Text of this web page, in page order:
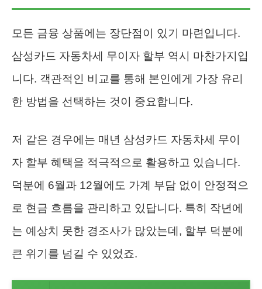
모든 금융 상품에는 장단점이 있기 마련입니다.
삼성카드 자동차세 무이자 할부 역시 마찬가지입
니다. 객관적인 비교를 통해 본인에게 가장 유리
한 방법을 선택하는 것이 중요합니다.
저 같은 경우에는 매년 삼성카드 자동차세 무이
자 할부 혜택을 적극적으로 활용하고 있습니다.
덕분에 6월과 12월에도 가계 부담 없이 안정적으
로 현금 흐름을 관리하고 있답니다. 특히 작년에
는 예상치 못한 경조사가 많았는데, 할부 덕분에
큰 위기를 넘길 수 있었죠.